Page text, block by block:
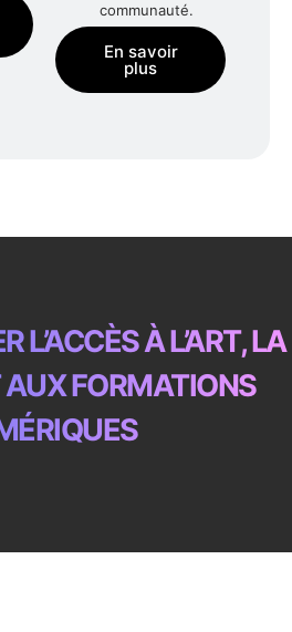
communauté.
En savoir
plus
L’ACCÈS À L’ART, LA
AUX FORMATIONS